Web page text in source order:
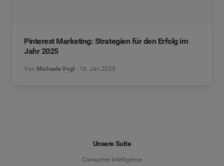
Pinterest Marketing: Strategien für den Erfolg im
Jahr 2025
Von Michaela Vogl 16. Jan 2025
Unsere Suite
Consumer Intelligence